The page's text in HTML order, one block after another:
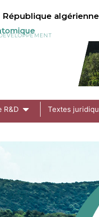
République
R&D Textes